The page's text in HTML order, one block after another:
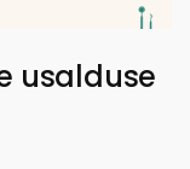
usalduse